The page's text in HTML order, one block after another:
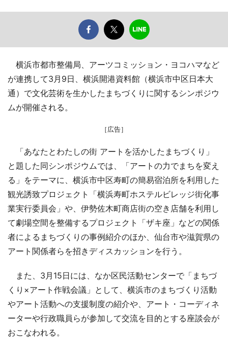
横浜市都市整備局、アーツコミッション・ヨコハマなど
が連携して3月9日、横浜開港資料館（横浜市中区日本大
通）で文化芸術を生かしたまちづくりに関するシンポジウ
ムが開催される。
［広告］
「あなたとわたしの街 アートを活かしたまちづくり」
と題した同シンポジウムでは、「アートの力でまちを変え
る」をテーマに、横浜市中区寿町の簡易宿泊所を利用した
観光誘致プロジェクト「横浜寿町ホステルビレッジ街化事
業実行委員会」や、伊勢佐木町商店街の空き店舗を利用し
て劇場空間を整備するプロジェクト「ザキ座」などの関係
者によるまちづくりの事例紹介のほか、仙台市や滋賀県の
アート関係者らを招きディスカッションを行う。
また、3月15日には、なか区民活動センターで「まちづ
くり×アート作戦会議」として、横浜市のまちづくり活動
やアート活動への支援制度の紹介や、アート・コーディネ
ーターや行政職員らが参加して交流を目的とする座談会が
おこなわれる。